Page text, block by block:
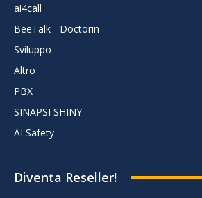
ai4call
BeeTalk - Doctorin
Sviluppo
Altro
PBX
SINAPSI SHINY
AI Safety
Diventa Reseller!